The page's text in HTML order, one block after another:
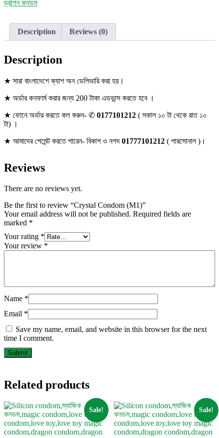
ড্রাগন কনডম
Description Reviews (0)
Description
★ সারা বাংলাদেশে ক্যাশ অন ডেলিভারি করা হয়।
★ অর্ডার কনফার্ম করার জন্য 200 টাকা এডভান্স করতে হবে ।
★ ফোনে অর্ডার করতে কল করুন- ✆ 0177101212 ( সকাল ১০ টা থেকে রাত ১০
টা) ।
★ আমাদের পেমেন্ট করতে পারেন- বিকাশ ও নগদ 01777101212 ( পারসোনাল )।
Reviews
There are no reviews yet.
Be the first to review “Crystal Condom (M1)”
Your email address will not be published. Required fields are
marked *
Your rating *
Your review *
Name *
Email *
Save my name, email, and website in this browser for the next
time I comment.
Related products
Sale! Sale!